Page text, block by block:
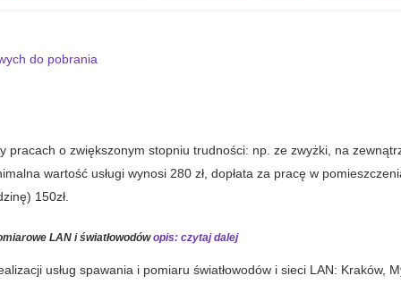
do pobrania
pracach o zwiększonym stopniu trudności: np. ze zwyżki, na
wartość usługi wynosi 280 zł, dopłata za pracę w
150zł.
LAN i światłowodówopis: czytaj dalej
usług spawania i pomiaru światłowodów i sieci LAN: Kraków,